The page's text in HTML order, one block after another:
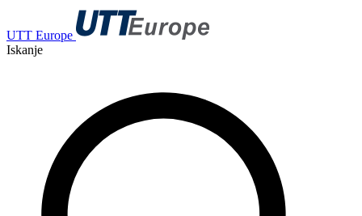
UTT Europe
Iskanje